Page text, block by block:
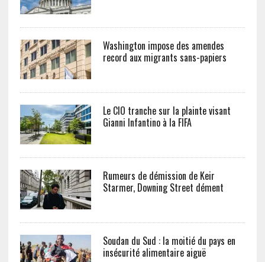
Washington impose des amendes
record aux migrants sans-papiers
Le CIO tranche sur la plainte visant
Gianni Infantino à la FIFA
Rumeurs de démission de Keir
Starmer, Downing Street dément
Soudan du Sud : la moitié du pays en
insécurité alimentaire aiguë